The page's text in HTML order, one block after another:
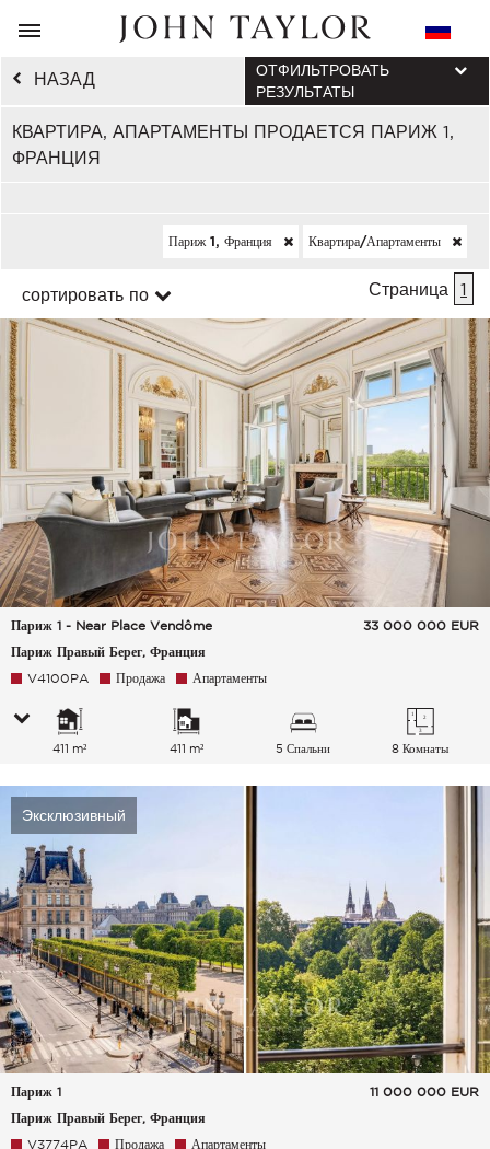
НАЗАД
КВАРТИРА, АПАРТАМЕНТЫ ПРОДАЕТСЯ ПАРИЖ 1,
ФРАНЦИЯ
ОТФИЛЬТРОВАТЬ
РЕЗУЛЬТАТЫ
Париж 1, Франция Квартира/апартаменты
сортировать по Страница 1
Париж 1 - Near Place Vendôme
Париж Правый Берег, Франция
33 000 000 EUR
V4100PA Продажа Апартаменты
411 m² 411 m² 5 Спальни 8 Комнаты
Эксклюзивный
Париж 1
Париж Правый Берег, Франция
11 000 000 EUR
V3774PA Продажа Апартаменты